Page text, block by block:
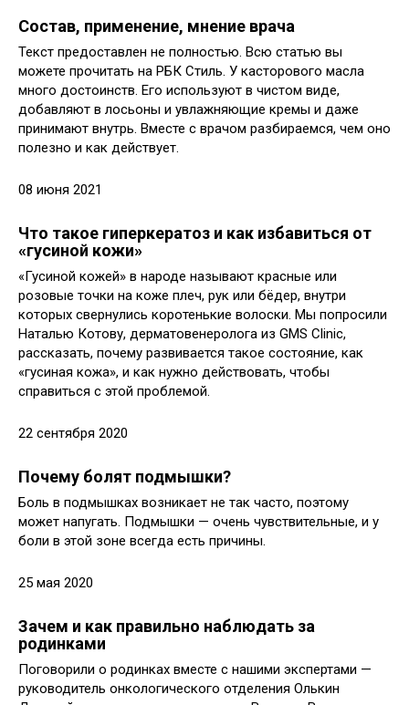
Состав, применение, мнение врача
Текст предоставлен не полностью. Всю статью вы
можете прочитать на РБК Стиль. У касторового масла
много достоинств. Его используют в чистом виде,
добавляют в лосьоны и увлажняющие кремы и даже
принимают внутрь. Вместе с врачом разбираемся, чем оно
полезно и как действует.
08 июня 2021
Что такое гиперкератоз и как избавиться от
«гусиной кожи»
«Гусиной кожей» в народе называют красные или
розовые точки на коже плеч, рук или бёдер, внутри
которых свернулись коротенькие волоски. Мы попросили
Наталью Котову, дерматовенеролога из GMS Clinic,
рассказать, почему развивается такое состояние, как
«гусиная кожа», и как нужно действовать, чтобы
справиться с этой проблемой.
22 сентября 2020
Почему болят подмышки?
Боль в подмышках возникает не так часто, поэтому
может напугать. Подмышки — очень чувствительные, и у
боли в этой зоне всегда есть причины.
25 мая 2020
Зачем и как правильно наблюдать за
родинками
Поговорили о родинках вместе с нашими экспертами —
руководитель онкологического отделения Олькин